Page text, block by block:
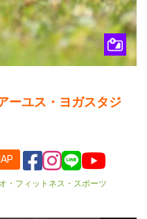
ーユス・ヨガスタジ
・フィットネス・スポーツ